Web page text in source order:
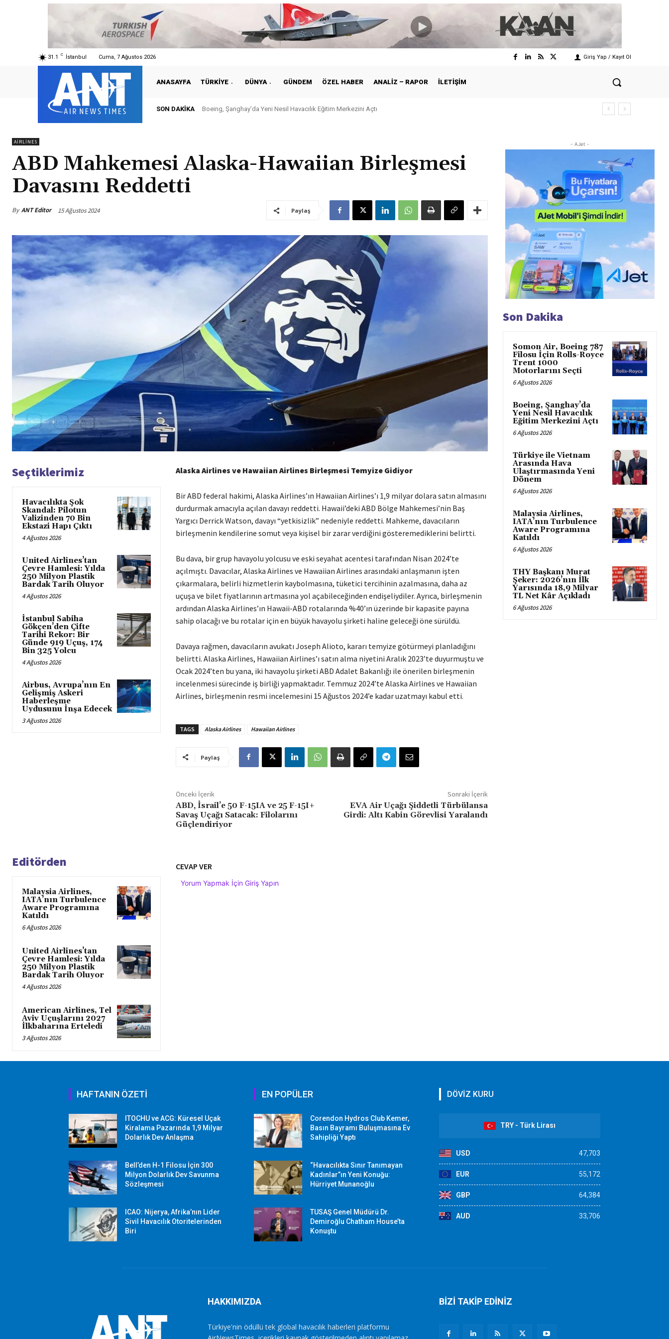
31.1 C İstanbul Cuma, 7 Ağustos 2026 Giriş Yap / Kayıt Ol
ANASAYFA TÜRKIYE DÜNYA GÜNDEM ÖZEL HABER ANALIZ – RAPOR İLETIŞIM
SON DAKIKA Boeing, Şanghay’da Yeni Nesil Havacılık Eğitim Merkezini Açtı
AIRLINES
ABD Mahkemesi Alaska-Hawaiian Birleşmesi
Davasını Reddetti
By ANT Editor 15 Ağustos 2024 Paylaş
Seçtiklerimiz
Havacılıkta Şok
Skandal: Pilotun
Valizinden 70 Bin
Ekstazi Hapı Çıktı
4 Ağustos 2026
United Airlines’tan
Çevre Hamlesi: Yılda
250 Milyon Plastik
Bardak Tarih Oluyor
4 Ağustos 2026
İstanbul Sabiha
Gökçen’den Çifte
Tarihi Rekor: Bir
Günde 919 Uçuş, 174
Bin 325 Yolcu
4 Ağustos 2026
Airbus, Avrupa’nın En
Gelişmiş Askeri
Haberleşme
Uydusunu İnşa Edecek
3 Ağustos 2026
Alaska Airlines ve Hawaiian Airlines Birleşmesi Temyize Gidiyor
Bir ABD federal hakimi, Alaska Airlines’ın Hawaiian Airlines’ı 1,9 milyar dolara satın almasını
durdurmak amacıyla açılan davayı reddetti. Hawaii’deki ABD Bölge Mahkemesi’nin Baş
Yargıcı Derrick Watson, davayı “yetkisizlik” nedeniyle reddetti. Mahkeme, davacıların
birleşmenin kendilerine somut veya kişisel bir zarar verdiğini gösteremediklerini belirtti.
Bu dava, bir grup havayolu yolcusu ve eski seyahat acentesi tarafından Nisan 2024’te
açılmıştı. Davacılar, Alaska Airlines ve Hawaiian Airlines arasındaki anlaşmanın işten
çıkarmalara, belirli hizmetlerin kaybolmasına, tüketici tercihinin azalmasına, daha az
uçuşa ve bilet fiyatlarının artmasına yol açabileceğinden endişeliydiler. Ayrıca, birleşmenin
ardından Alaska Airlines’ın Hawaii-ABD rotalarında %40’ın üzerinde bir kapasite payına
sahip olacağı ve bu rotalar için en büyük havayolu şirketi haline geleceği öne sürüldü.
Davaya rağmen, davacıların avukatı Joseph Alioto, kararı temyize götürmeyi planladığını
belirtti. Alaska Airlines, Hawaiian Airlines’ı satın alma niyetini Aralık 2023’te duyurmuştu ve
Ocak 2024’ten bu yana, iki havayolu şirketi ABD Adalet Bakanlığı ile önerilen birleşmenin
incelenmesi sürecinde iş birliği yapmaktadır. Temmuz 2024’te Alaska Airlines ve Hawaiian
Airlines, birleşmenin resmi incelemesini 15 Ağustos 2024’e kadar uzatmayı kabul etti.
TAGS Alaska Airlines Hawaiian Airlines
Paylaş
Önceki İçerik
ABD, İsrail’e 50 F-15IA ve 25 F-15I+
Savaş Uçağı Satacak: Filolarını
Güçlendiriyor
Sonraki İçerik
EVA Air Uçağı Şiddetli Türbülansa
Girdi: Altı Kabin Görevlisi Yaralandı
Editörden
Malaysia Airlines,
IATA’nın Turbulence
Aware Programına
Katıldı
6 Ağustos 2026
United Airlines’tan
Çevre Hamlesi: Yılda
250 Milyon Plastik
Bardak Tarih Oluyor
4 Ağustos 2026
American Airlines, Tel
Aviv Uçuşlarını 2027
İlkbaharına Erteledi
3 Ağustos 2026
CEVAP VER
Yorum Yapmak İçin Giriş Yapın
- AJet -
Son Dakika
Somon Air, Boeing 787
Filosu İçin Rolls-Royce
Trent 1000
Motorlarını Seçti
6 Ağustos 2026
Boeing, Şanghay’da
Yeni Nesil Havacılık
Eğitim Merkezini Açtı
6 Ağustos 2026
Türkiye ile Vietnam
Arasında Hava
Ulaştırmasında Yeni
Dönem
6 Ağustos 2026
Malaysia Airlines,
IATA’nın Turbulence
Aware Programına
Katıldı
6 Ağustos 2026
THY Başkanı Murat
Şeker: 2026’nın İlk
Yarısında 18,9 Milyar
TL Net Kâr Açıkladı
6 Ağustos 2026
HAFTANIN ÖZETİ
ITOCHU ve ACG: Küresel Uçak
Kiralama Pazarında 1,9 Milyar
Dolarlık Dev Anlaşma
Bell’den H-1 Filosu İçin 300
Milyon Dolarlık Dev Savunma
Sözleşmesi
ICAO: Nijerya, Afrika’nın Lider
Sivil Havacılık Otoritelerinden
Biri
EN POPÜLER
Corendon Hydros Club Kemer,
Basın Bayramı Buluşmasına Ev
Sahipliği Yaptı
“Havacılıkta Sınır Tanımayan
Kadınlar”ın Yeni Konuğu:
Hürriyet Munanoğlu
TUSAŞ Genel Müdürü Dr.
Demiroğlu Chatham House’ta
Konuştu
DÖVİZ KURU
TRY - Türk Lirası
USD 47,703
EUR 55,172
GBP 64,384
AUD 33,706
HAKKIMIZDA
Türkiye'nin ödüllü tek global havacılık haberleri platformu
BİZİ TAKİP EDİNİZ